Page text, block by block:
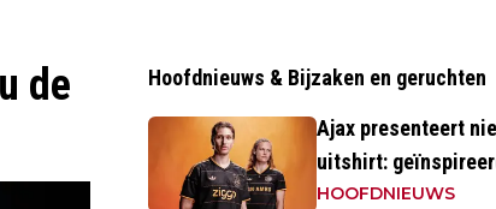
de
Hoofdnieuws & Bijzaken en geruchten
Ajax presenteert
uitshirt:
momenten uit
HOOFDNIEUWS